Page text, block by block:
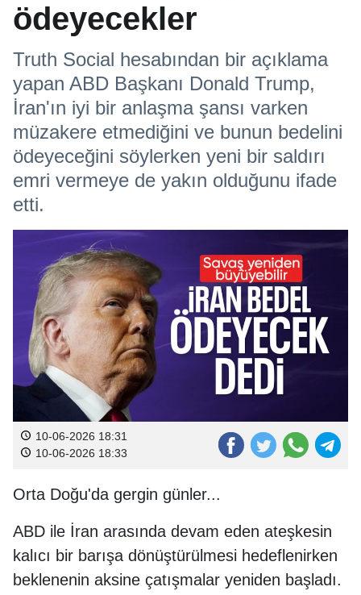
ödeyecekler
Truth Social hesabından bir açıklama
yapan ABD Başkanı Donald Trump,
İran'ın iyi bir anlaşma şansı varken
müzakere etmediğini ve bunun bedelini
ödeyeceğini söylerken yeni bir saldırı
emri vermeye de yakın olduğunu ifade
etti.
10-06-2026 18:31
10-06-2026 18:33
Orta Doğu'da gergin günler...
ABD ile İran arasında devam eden ateşkesin
kalıcı bir barışa dönüştürülmesi hedeflenirken
beklenenin aksine çatışmalar yeniden başladı.